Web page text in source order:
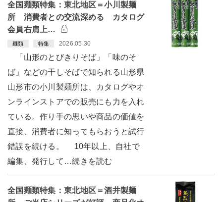
全国麺類特集：東北地区＝小川製麺
所 消費者との交流深める カタログ
会員右肩上…
麺類 特集 2026.05.30
「山形のとびきりそば」「味のそ
ば」などの干しそばで知られる山形県
山形市の小川製麺所は、カタログやオ
ンラインストアでの販売にも力を入れ
ている。作り手の思いや商品の価値を
直接、消費者に知ってもらおうと試行
錯誤を続ける。 10年以上、自社で
編集、発行して…続きを読む
全国麺類特集：東北地区＝酒井製麺